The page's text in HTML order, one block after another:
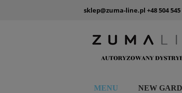
sklep@zuma-line.pl +48 504
MENU NEW